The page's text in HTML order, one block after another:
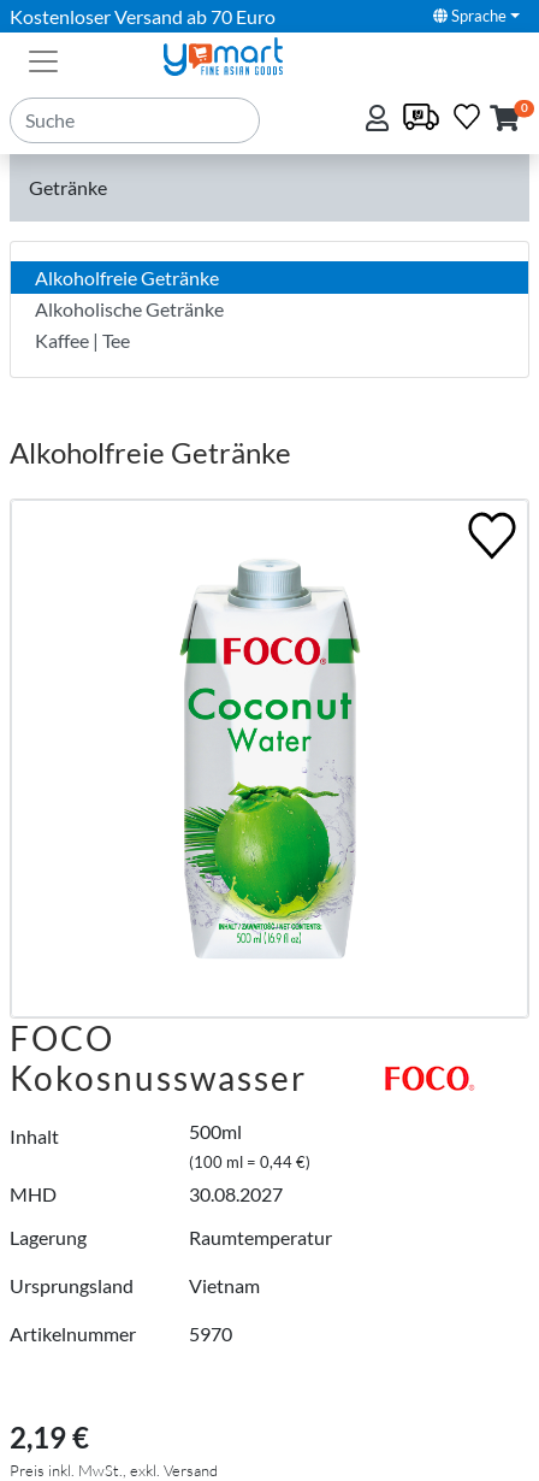
Kostenloser Versand ab 70 Euro Sprache
0
Getränke
Alkoholfreie Getränke
Alkoholische Getränke
Kaffee | Tee
Alkoholfreie Getränke
FOCO
Kokosnusswasser
Inhalt 500ml
(100 ml = 0,44 €)
MHD
30.08.2027
Lagerung
Raumtemperatur
Ursprungsland Vietnam
Artikelnummer 5970
2,19 €
Preis inkl. MwSt., exkl. Versand